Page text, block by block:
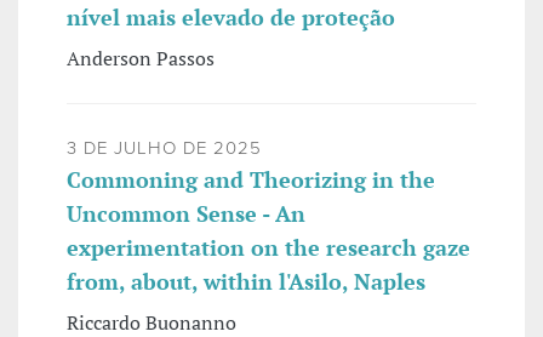
nível mais elevado de proteção
Anderson Passos
3 DE JULHO DE 2025
Commoning and Theorizing in the
Uncommon Sense - An
experimentation on the research gaze
from, about, within l'Asilo, Naples
Riccardo Buonanno